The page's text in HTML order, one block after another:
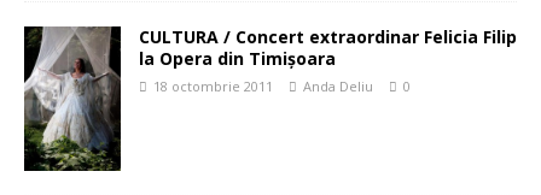
CULTURA / Concert extraordinar Felicia Filip
la Opera din Timişoara
18 octombrie 2011 Anda Deliu 0